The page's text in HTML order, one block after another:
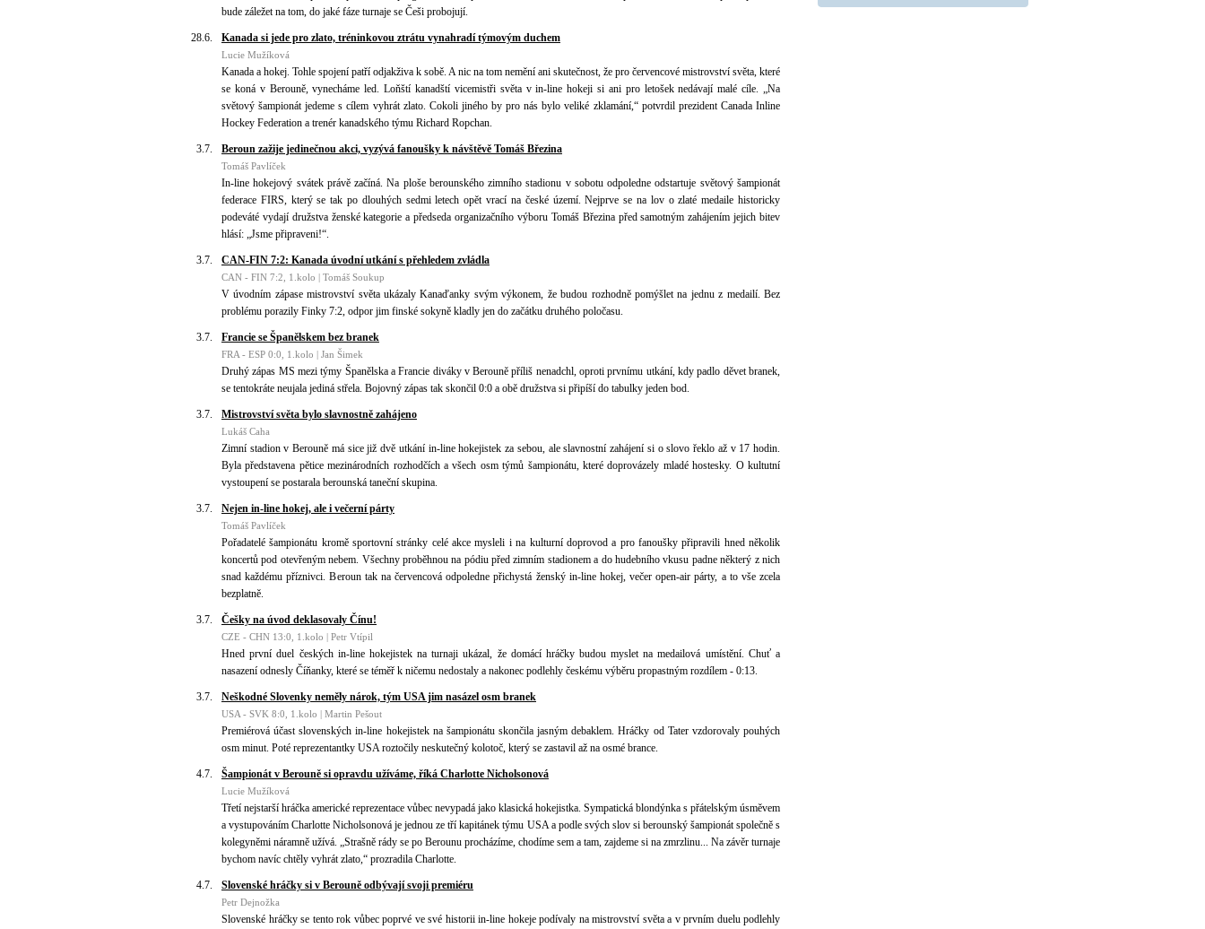
bude záležet na tom, do jaké fáze turnaje se Češi probojují.
28.6. Kanada si jede pro zlato, tréninkovou ztrátu vynahradí týmovým duchem
Lucie Mužíková
Kanada a hokej. Tohle spojení patří odjakživa k sobě. A nic na tom nemění ani skutečnost, že pro červencové mistrovství světa, které
se koná v Berouně, vynecháme led. Loňští kanadští vicemistři světa v in-line hokeji si ani pro letošek nedávají malé cíle. „Na
světový šampionát jedeme s cílem vyhrát zlato. Cokoli jiného by pro nás bylo veliké zklamání,“ potvrdil prezident Canada Inline
Hockey Federation a trenér kanadského týmu Richard Ropchan.
3.7. Beroun zažije jedinečnou akci, vyzývá fanoušky k návštěvě Tomáš Březina
Tomáš Pavlíček
In-line hokejový svátek právě začíná. Na ploše berounského zimního stadionu v sobotu odpoledne odstartuje světový šampionát
federace FIRS, který se tak po dlouhých sedmi letech opět vrací na české území. Nejprve se na lov o zlaté medaile historicky
podeváté vydají družstva ženské kategorie a předseda organizačního výboru Tomáš Březina před samotným zahájením jejich bitev
hlásí: „Jsme připraveni!“.
3.7. CAN-FIN 7:2: Kanada úvodní utkání s přehledem zvládla
CAN - FIN 7:2, 1.kolo | Tomáš Soukup
V úvodním zápase mistrovství světa ukázaly Kanaďanky svým výkonem, že budou rozhodně pomýšlet na jednu z medailí. Bez
problému porazily Finky 7:2, odpor jim finské sokyně kladly jen do začátku druhého poločasu.
3.7. Francie se Španělskem bez branek
FRA - ESP 0:0, 1.kolo | Jan Šimek
Druhý zápas MS mezi týmy Španělska a Francie diváky v Berouně příliš nenadchl, oproti prvnímu utkání, kdy padlo děvet branek,
se tentokráte neujala jediná střela. Bojovný zápas tak skončil 0:0 a obě družstva si připíší do tabulky jeden bod.
3.7. Mistrovství světa bylo slavnostně zahájeno
Lukáš Caha
Zimní stadion v Berouně má sice již dvě utkání in-line hokejistek za sebou, ale slavnostní zahájení si o slovo řeklo až v 17 hodin.
Byla představena pětice mezinárodních rozhodčích a všech osm týmů šampionátu, které doprovázely mladé hostesky. O kultutní
vystoupení se postarala berounská taneční skupina.
3.7. Nejen in-line hokej, ale i večerní párty
Tomáš Pavlíček
Pořadatelé šampionátu kromě sportovní stránky celé akce mysleli i na kulturní doprovod a pro fanoušky připravili hned několik
koncertů pod otevřeným nebem. Všechny proběhnou na pódiu před zimním stadionem a do hudebního vkusu padne některý z nich
snad každému příznivci. Beroun tak na červencová odpoledne přichystá ženský in-line hokej, večer open-air párty, a to vše zcela
bezplatně.
3.7. Češky na úvod deklasovaly Čínu!
CZE - CHN 13:0, 1.kolo | Petr Vtípil
Hned první duel českých in-line hokejistek na turnaji ukázal, že domácí hráčky budou myslet na medailová umístění. Chuť a
nasazení odnesly Číňanky, které se téměř k ničemu nedostaly a nakonec podlehly českému výběru propastným rozdílem - 0:13.
3.7. Neškodné Slovenky neměly nárok, tým USA jim nasázel osm branek
USA - SVK 8:0, 1.kolo | Martin Pešout
Premiérová účast slovenských in-line hokejistek na šampionátu skončila jasným debaklem. Hráčky od Tater vzdorovaly pouhých
osm minut. Poté reprezentantky USA roztočily neskutečný kolotoč, který se zastavil až na osmé brance.
4.7. Šampionát v Berouně si opravdu užíváme, říká Charlotte Nicholsonová
Lucie Mužíková
Třetí nejstarší hráčka americké reprezentace vůbec nevypadá jako klasická hokejistka. Sympatická blondýnka s přátelským úsměvem
a vystupováním Charlotte Nicholsonová je jednou ze tří kapitánek týmu USA a podle svých slov si berounský šampionát společně s
kolegyněmi náramně užívá. „Strašně rády se po Berounu procházíme, chodíme sem a tam, zajdeme si na zmrzlinu... Na závěr turnaje
bychom navíc chtěly vyhrát zlato,“ prozradila Charlotte.
4.7. Slovenské hráčky si v Berouně odbývají svoji premiéru
Petr Dejnožka
Slovenské hráčky se tento rok vůbec poprvé ve své historii in-line hokeje podívaly na mistrovství světa a v prvním duelu podlehly